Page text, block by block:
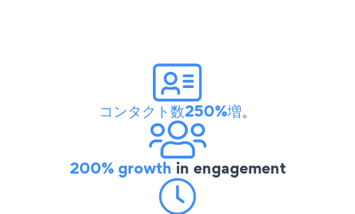
コンタクト数250%増。
200% growth in engagement